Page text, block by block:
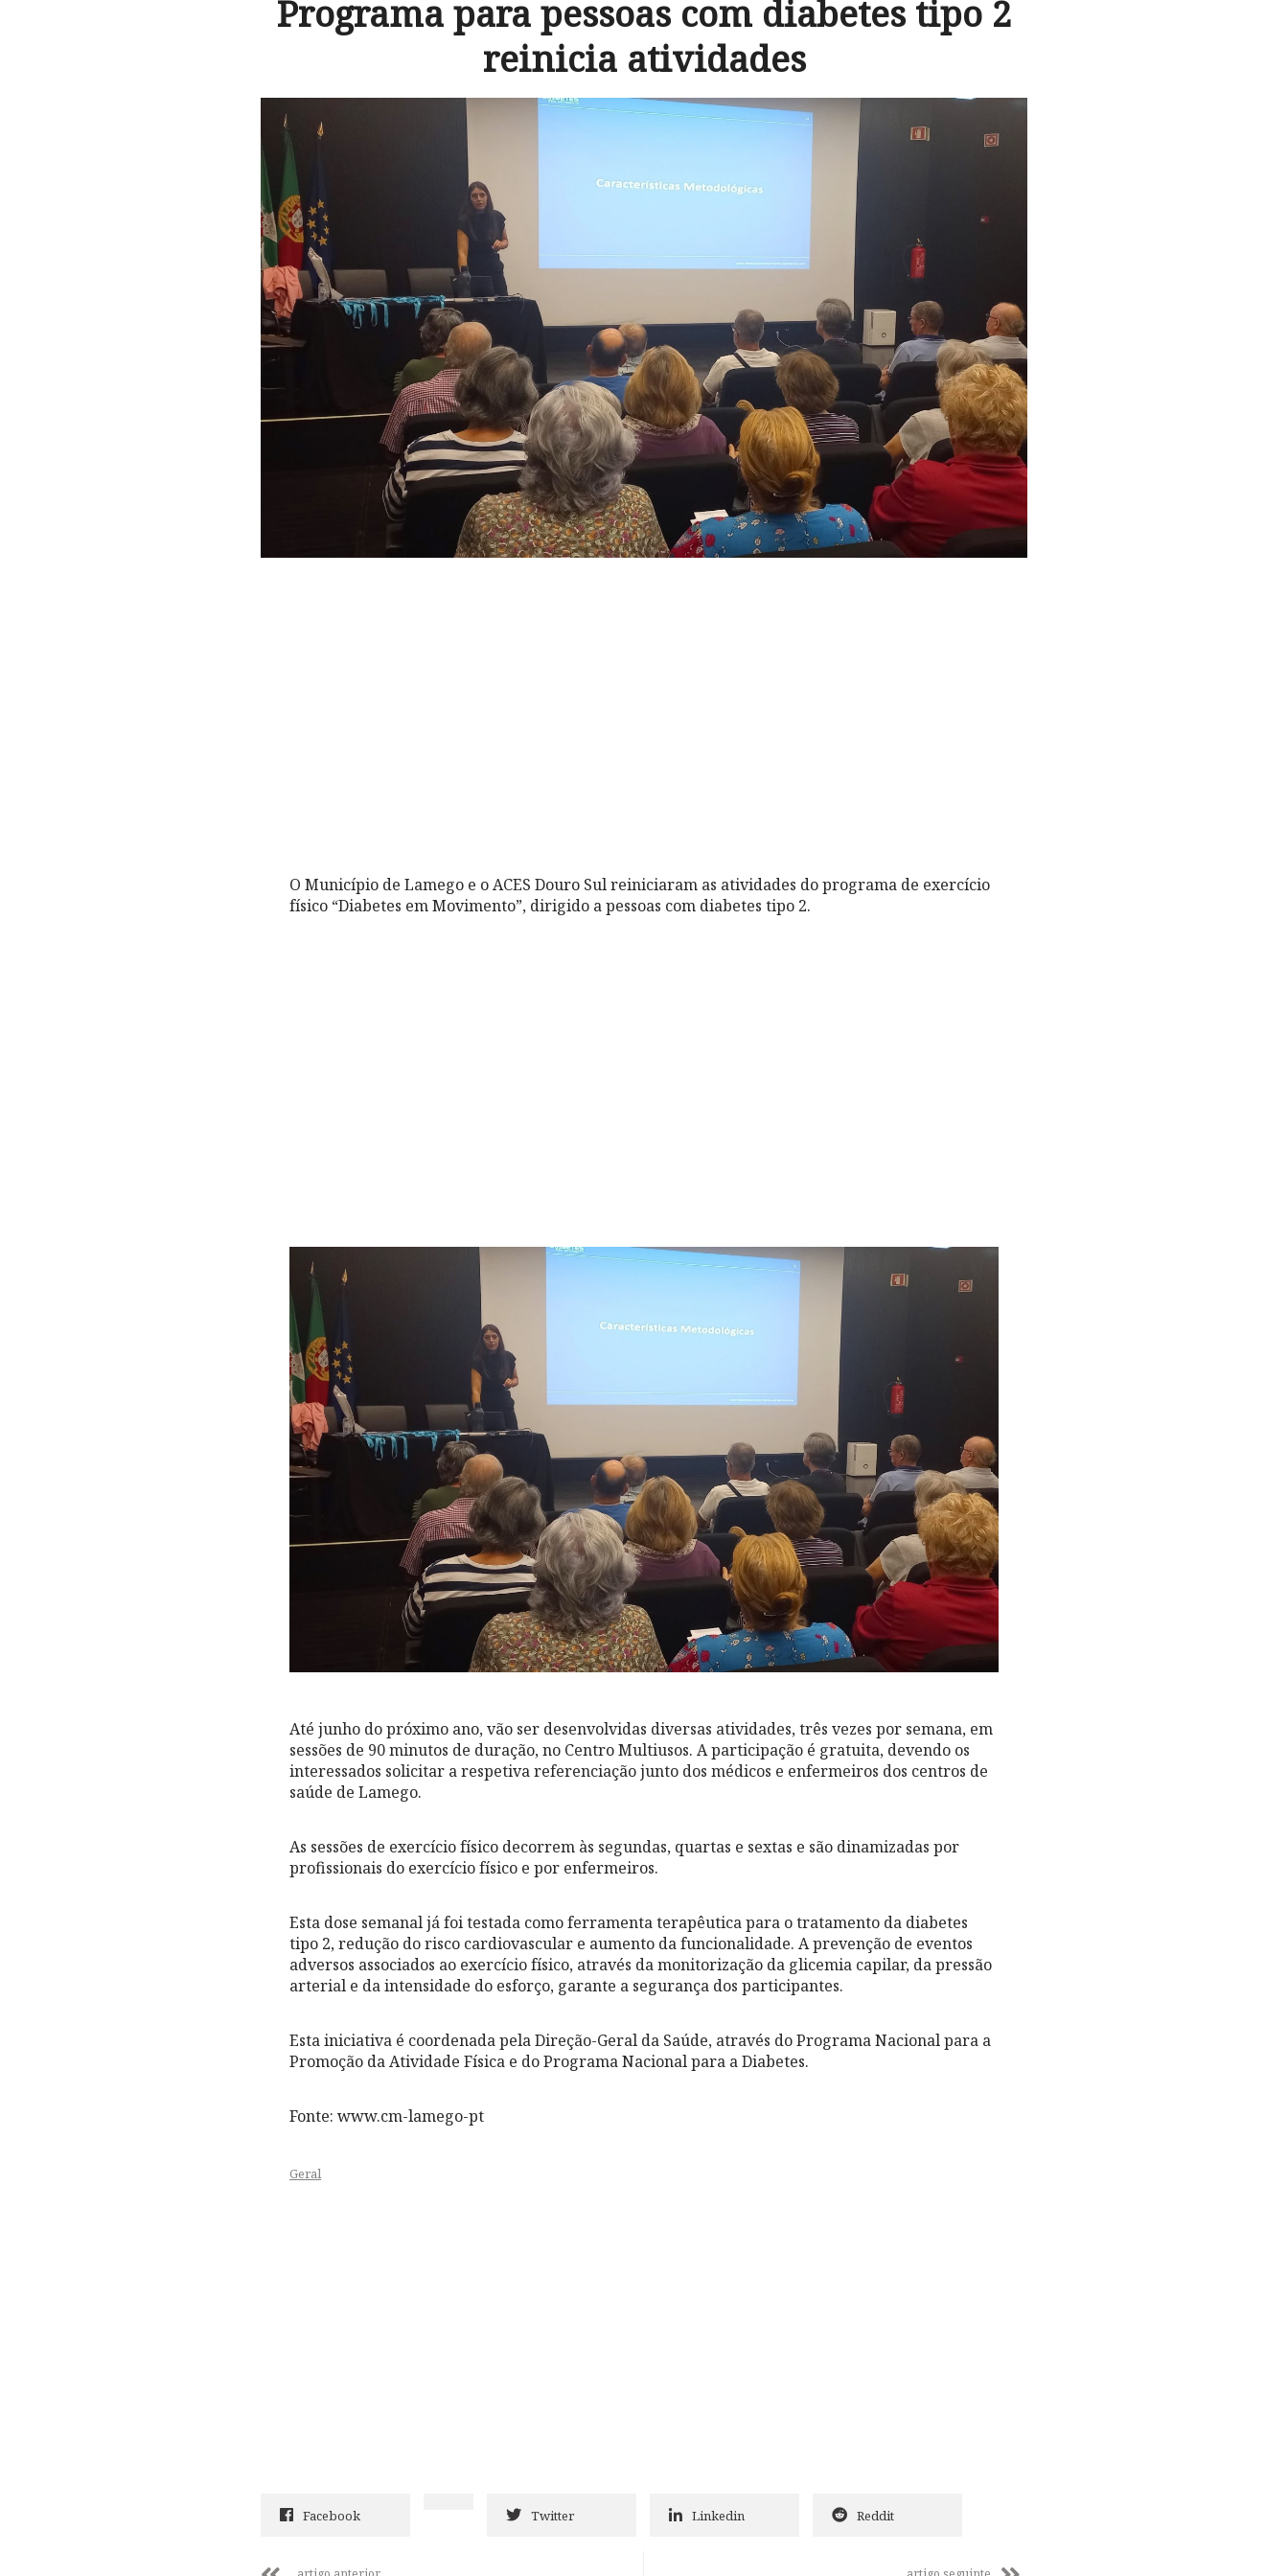
Programa para pessoas com diabetes tipo 2
reinicia atividades
O Município de Lamego e o ACES Douro Sul reiniciaram as atividades do programa de exercício
físico “Diabetes em Movimento”, dirigido a pessoas com diabetes tipo 2.
Até junho do próximo ano, vão ser desenvolvidas diversas atividades, três vezes por semana, em
sessões de 90 minutos de duração, no Centro Multiusos. A participação é gratuita, devendo os
interessados solicitar a respetiva referenciação junto dos médicos e enfermeiros dos centros de
saúde de Lamego.
As sessões de exercício físico decorrem às segundas, quartas e sextas e são dinamizadas por
profissionais do exercício físico e por enfermeiros.
Esta dose semanal já foi testada como ferramenta terapêutica para o tratamento da diabetes
tipo 2, redução do risco cardiovascular e aumento da funcionalidade. A prevenção de eventos
adversos associados ao exercício físico, através da monitorização da glicemia capilar, da pressão
arterial e da intensidade do esforço, garante a segurança dos participantes.
Esta iniciativa é coordenada pela Direção-Geral da Saúde, através do Programa Nacional para a
Promoção da Atividade Física e do Programa Nacional para a Diabetes.
Fonte: www.cm-lamego-pt
Geral
Facebook Twitter Linkedin Reddit